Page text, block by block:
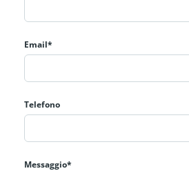
Email*
Telefono
Messaggio*